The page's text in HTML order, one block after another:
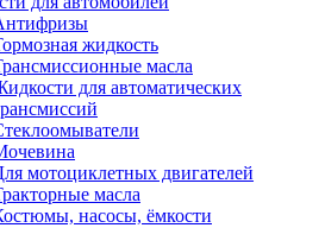
жидкость
масла
для автоматических
мотоциклетных двигателей
масла
насосы, ёмкости